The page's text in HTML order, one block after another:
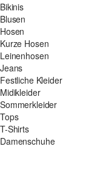
Bikinis
Blusen
Hosen
Kurze Hosen
Leinenhosen
Jeans
Festliche Kleider
Midikleider
Sommerkleider
Tops
T-Shirts
Damenschuhe